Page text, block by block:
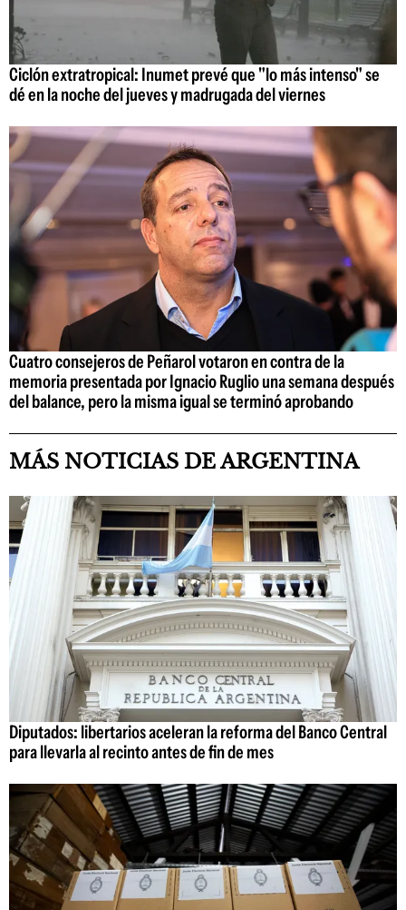
Ciclón extratropical: Inumet prevé que "lo más intenso" se
dé en la noche del jueves y madrugada del viernes
Cuatro consejeros de Peñarol votaron en contra de la
memoria presentada por Ignacio Ruglio una semana después
del balance, pero la misma igual se terminó aprobando
MÁS NOTICIAS DE ARGENTINA
Diputados: libertarios aceleran la reforma del Banco Central
para llevarla al recinto antes de fin de mes